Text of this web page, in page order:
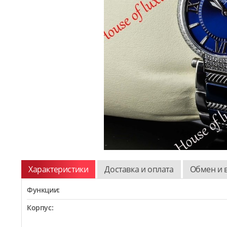
Характеристики Доставка и оплата Обмен и
Функции:
Корпус: